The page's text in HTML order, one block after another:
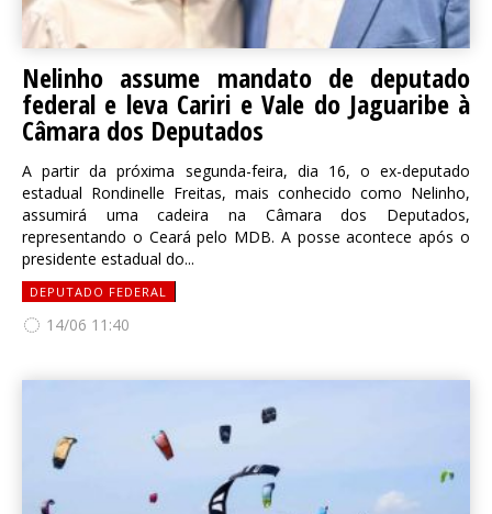
Nelinho assume mandato de deputado
federal e leva Cariri e Vale do Jaguaribe à
Câmara dos Deputados
A partir da próxima segunda-feira, dia 16, o ex-deputado
estadual Rondinelle Freitas, mais conhecido como Nelinho,
assumirá uma cadeira na Câmara dos Deputados,
representando o Ceará pelo MDB. A posse acontece após o
presidente estadual do...
DEPUTADO FEDERAL
14/06 11:40